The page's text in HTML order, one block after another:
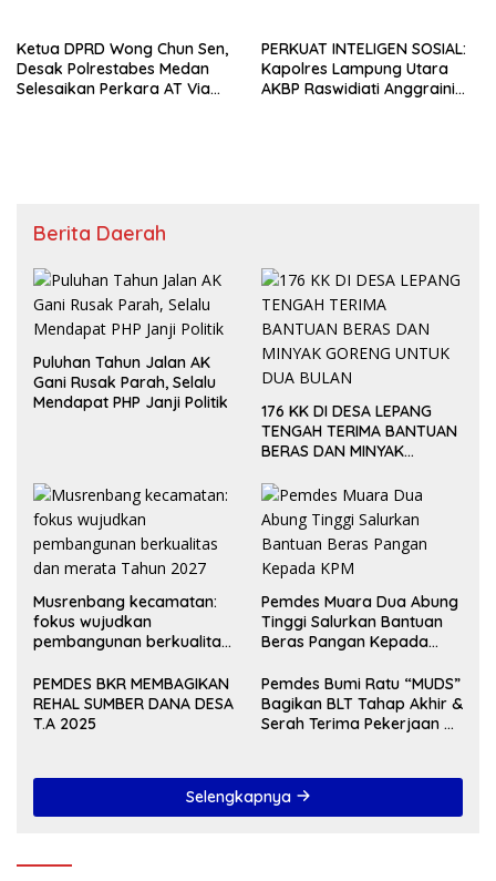
Ketua DPRD Wong Chun Sen,
Desak Polrestabes Medan
Selesaikan Perkara AT Via
PERKUAT INTELIGEN SOSIAL:
Kapolres Lampung Utara
AKBP Raswidiati Anggraini
Berita Daerah
Puluhan Tahun Jalan AK
Gani Rusak Parah, Selalu
Mendapat PHP Janji Politik
176 KK DI DESA LEPANG
TENGAH TERIMA BANTUAN
BERAS DAN MINYAK
BULAN
Musrenbang kecamatan:
fokus wujudkan
pembangunan berkualitas
Pemdes Muara Dua Abung
Tinggi Salurkan Bantuan
Beras Pangan Kepada
PEMDES BKR MEMBAGIKAN
REHAL SUMBER DANA DESA
T.A 2025
Pemdes Bumi Ratu “MUDS”
Bagikan BLT Tahap Akhir &
Serah Terima Pekerjaan Di
Selengkapnya